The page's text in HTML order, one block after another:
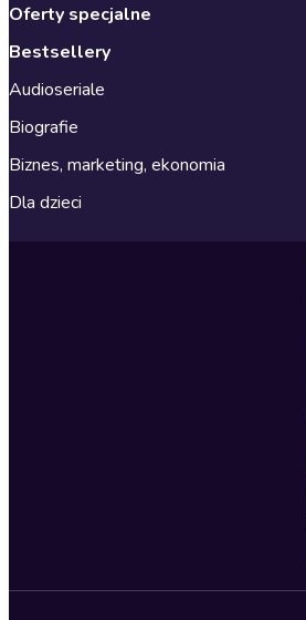
Oferty specjalne
Bestsellery
Audioseriale
Biografie
Biznes, marketing, ekonomia
Dla dzieci